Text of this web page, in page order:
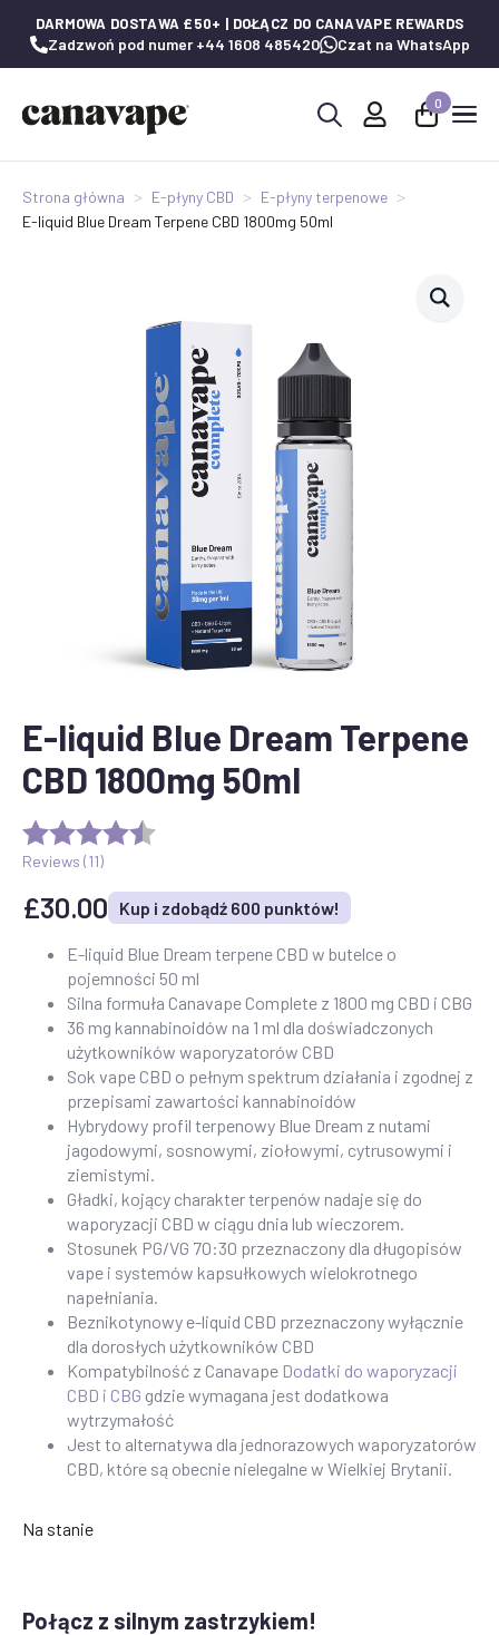
DARMOWA DOSTAWA £50+ | DOŁĄCZ DO CANAVAPE REWARDS
Zadzwoń pod numer +44 1608 485420 Czat na WhatsApp
0
Strona główna E-płyny CBD
E-płyny terpenowe
E-liquid Blue Dream Terpene CBD 1800mg 50ml
E-liquid Blue Dream Terpene
CBD 1800mg 50ml
Reviews (11)
£30.00 Kup i zdobądź 600 punktów!
E-liquid Blue Dream terpene CBD w butelce o
pojemności 50 ml
Silna formuła Canavape Complete z 1800 mg CBD i CBG
36 mg kannabinoidów na 1 ml dla doświadczonych
użytkowników waporyzatorów CBD
Sok vape CBD o pełnym spektrum działania i zgodnej z
przepisami zawartości kannabinoidów
Hybrydowy profil terpenowy Blue Dream z nutami
jagodowymi, sosnowymi, ziołowymi, cytrusowymi i
ziemistymi.
Gładki, kojący charakter terpenów nadaje się do
waporyzacji CBD w ciągu dnia lub wieczorem.
Stosunek PG/VG 70:30 przeznaczony dla długopisów
vape i systemów kapsułkowych wielokrotnego
napełniania.
Beznikotynowy e-liquid CBD przeznaczony wyłącznie
dla dorosłych użytkowników CBD
Kompatybilność z Canavape Dodatki do waporyzacji
CBD i CBG gdzie wymagana jest dodatkowa
wytrzymałość
Jest to alternatywa dla jednorazowych waporyzatorów
CBD, które są obecnie nielegalne w Wielkiej Brytanii.
Na stanie
Połącz z silnym zastrzykiem!